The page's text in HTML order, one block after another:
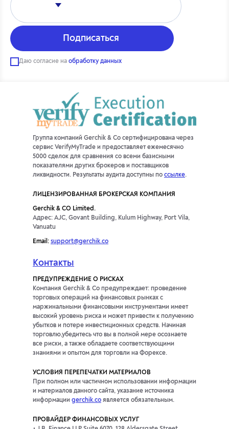
Даю согласие на обработку данных
Группа компаний Gerchik & Co сертифицирована через
сервис VerifyMyTrade и предоставляет ежемесячно
5000 сделок для сравнения со всеми базисными
показателями других брокеров и поставщиков
ликвидности. Результаты аудита доступны по ссылке.
ЛИЦЕНЗИРОВАННАЯ БРОКЕРСКАЯ КОМПАНИЯ
Gerchik & CO Limited.
Адрес: AJC, Govant Building, Kulum Highway, Port Vila,
Vanuatu
Email: support@gerchik.co
Контакты
ПРЕДУПРЕЖДЕНИЕ О РИСКАХ
Компания Gerchik & Co предупреждает: проведение
торговых операций на финансовых рынках с
маржинальными финансовыми инструментами имеет
высокий уровень риска и может привести к получению
убытков и потере инвестиционных средств. Начиная
торговлю,убедитесь что вы в полной мере осознаете
все риски, а также обладаете соответствующими
знаниями и опытом для торговли на Форексе.
УСЛОВИЯ ПЕРЕПЕЧАТКИ МАТЕРИАЛОВ
При полном или частичном использовании информации
и материалов данного сайта, указание источника
информации gerchik.co является обязательным.
ПРОВАЙДЕР ФИНАНСОВЫХ УСЛУГ